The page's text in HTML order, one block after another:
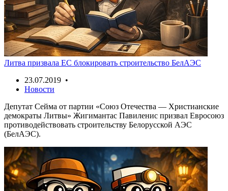
Литва призвала ЕС блокировать строительство БелАЭС
23.07.2019 •
Новости
Депутат Сейма от партии «Союз Отечества — Христианские
демократы Литвы» Жигимантас Павиленис призвал Евросоюз
противодействовать строительству Белорусской АЭС
(БелАЭС).